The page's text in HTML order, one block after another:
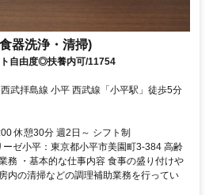
器洗浄・清掃)
自由度◎扶養内可/11754
武拝島線 小平 西武線「小平駅」徒歩5分
休憩30分 週2日～ シフト制
ゼ小平：東京都小平市美園町3-384 高齢
務 ・基本的な仕事内容 食事の盛り付けや
内の清掃などの調理補助業務を行ってい